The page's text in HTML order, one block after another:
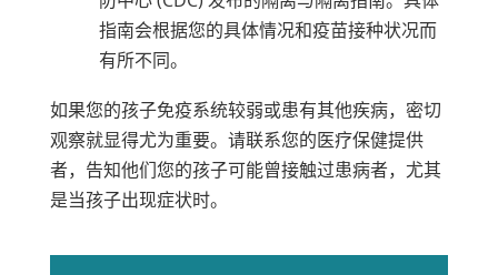
指南会根据您的具体情况和疫苗接种状况而
有所不同。
如果您的孩子免疫系统较弱或患有其他疾病，密切
观察就显得尤为重要。请联系您的医疗保健提供
者，告知他们您的孩子可能曾接触过患病者，尤其
是当孩子出现症状时。